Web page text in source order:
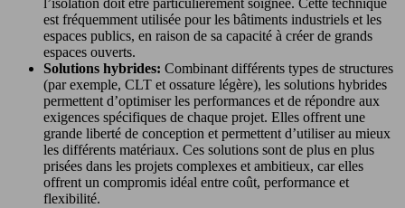
l’isolation doit être particulièrement soignée. Cette technique
est fréquemment utilisée pour les bâtiments industriels et les
espaces publics, en raison de sa capacité à créer de grands
espaces ouverts.
Solutions hybrides: Combinant différents types de structures
(par exemple, CLT et ossature légère), les solutions hybrides
permettent d’optimiser les performances et de répondre aux
exigences spécifiques de chaque projet. Elles offrent une
grande liberté de conception et permettent d’utiliser au mieux
les différents matériaux. Ces solutions sont de plus en plus
prisées dans les projets complexes et ambitieux, car elles
offrent un compromis idéal entre coût, performance et
flexibilité.